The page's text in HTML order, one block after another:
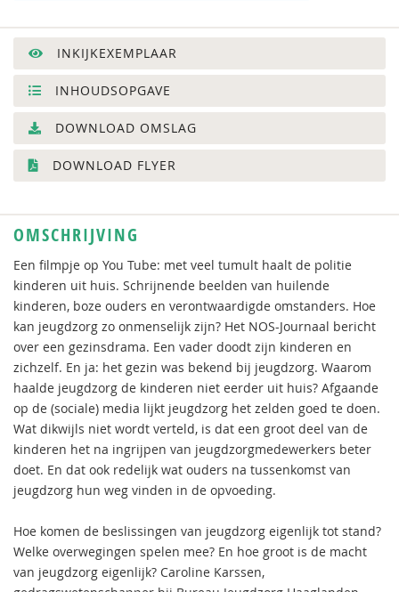
INKIJKEXEMPLAAR
INHOUDSOPGAVE
DOWNLOAD OMSLAG
DOWNLOAD FLYER
OMSCHRIJVING
Een filmpje op You Tube: met veel tumult haalt de politie
kinderen uit huis. Schrijnende beelden van huilende
kinderen, boze ouders en verontwaardigde omstanders. Hoe
kan jeugdzorg zo onmenselijk zijn? Het NOS-Journaal bericht
over een gezinsdrama. Een vader doodt zijn kinderen en
zichzelf. En ja: het gezin was bekend bij jeugdzorg. Waarom
haalde jeugdzorg de kinderen niet eerder uit huis? Afgaande
op de (sociale) media lijkt jeugdzorg het zelden goed te doen.
Wat dikwijls niet wordt verteld, is dat een groot deel van de
kinderen het na ingrijpen van jeugdzorgmedewerkers beter
doet. En dat ook redelijk wat ouders na tussenkomst van
jeugdzorg hun weg vinden in de opvoeding.
Hoe komen de beslissingen van jeugdzorg eigenlijk tot stand?
Welke overwegingen spelen mee? En hoe groot is de macht
van jeugdzorg eigenlijk? Caroline Karssen,